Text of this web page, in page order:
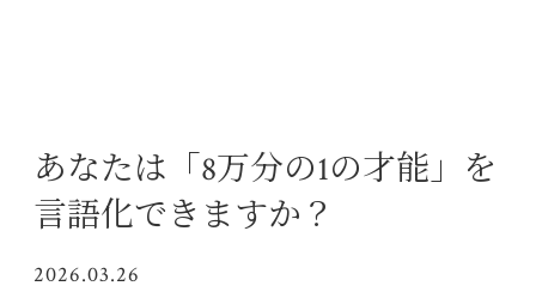
あなたは「8万分の1の才能」を
言語化できますか？
2026.03.26